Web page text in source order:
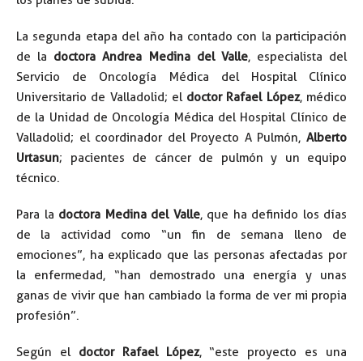
La segunda etapa del año ha contado con la participación
de la doctora Andrea Medina del Valle, especialista del
Servicio de Oncología Médica del Hospital Clínico
Universitario de Valladolid; el doctor Rafael López, médico
de la Unidad de Oncología Médica del Hospital Clínico de
Valladolid; el coordinador del Proyecto A Pulmón, Alberto
Urtasun; pacientes de cáncer de pulmón y un equipo
técnico.
Para la doctora Medina del Valle, que ha definido los días
de la actividad como “un fin de semana lleno de
emociones”, ha explicado que las personas afectadas por
la enfermedad, “han demostrado una energía y unas
ganas de vivir que han cambiado la forma de ver mi propia
profesión”.
Según el doctor Rafael López, “este proyecto es una